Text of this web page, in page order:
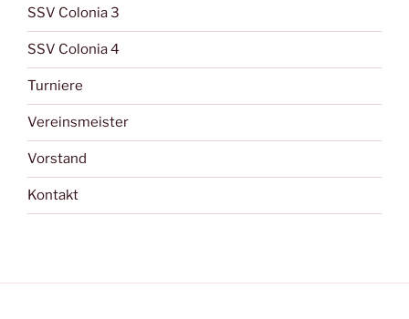
SSV Colonia 3
SSV Colonia 4
Turniere
Vereinsmeister
Vorstand
Kontakt